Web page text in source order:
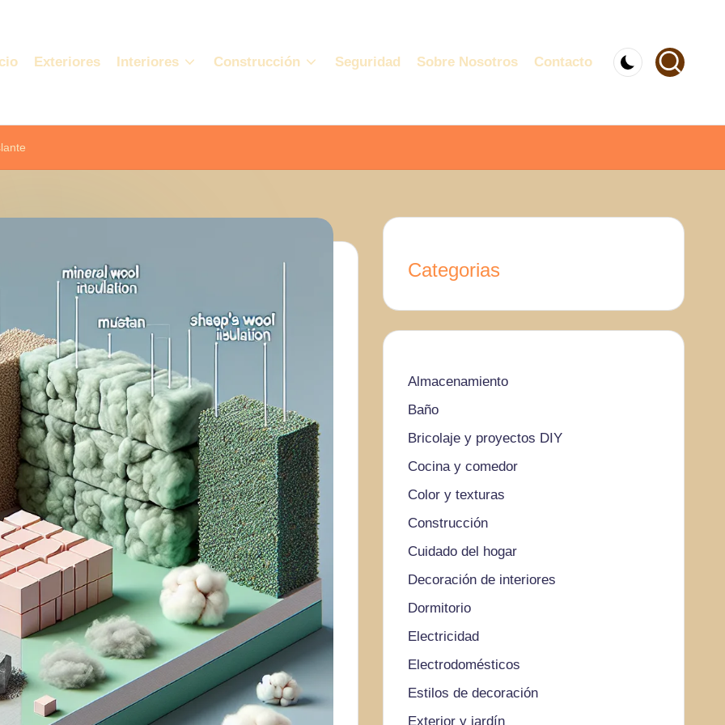
Exteriores Interiores Construcción Seguridad Sobre Nosotros Contacto
Categorias
Almacenamiento
Baño
Bricolaje y proyectos DIY
Cocina y comedor
Color y texturas
Construcción
Cuidado del hogar
Decoración de interiores
Dormitorio
Electricidad
Electrodomésticos
Estilos de decoración
Exterior y jardín